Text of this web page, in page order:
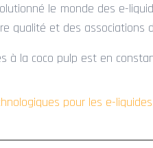
le monde des e-
qualité et des associations
à la coco pulp est en
pour les e-